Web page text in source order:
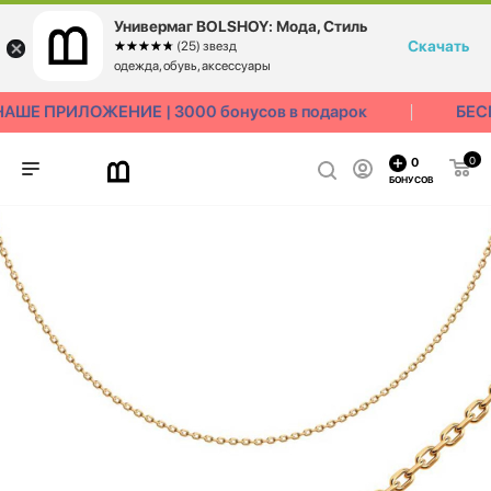
ПРИЛОЖЕНИЕ | 3000 бонусов в подарок
0
0
БОНУСОВ
Универмаг BOLSHOY: Мода, Стиль
☆☆☆☆☆
★★★★★ (25) звезд
одежда, обувь, аксессуары
Скачать